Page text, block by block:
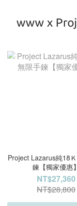
www x
Project Lazarus純18
鍊【獨家優惠】
NT$27,360
NT$28,800